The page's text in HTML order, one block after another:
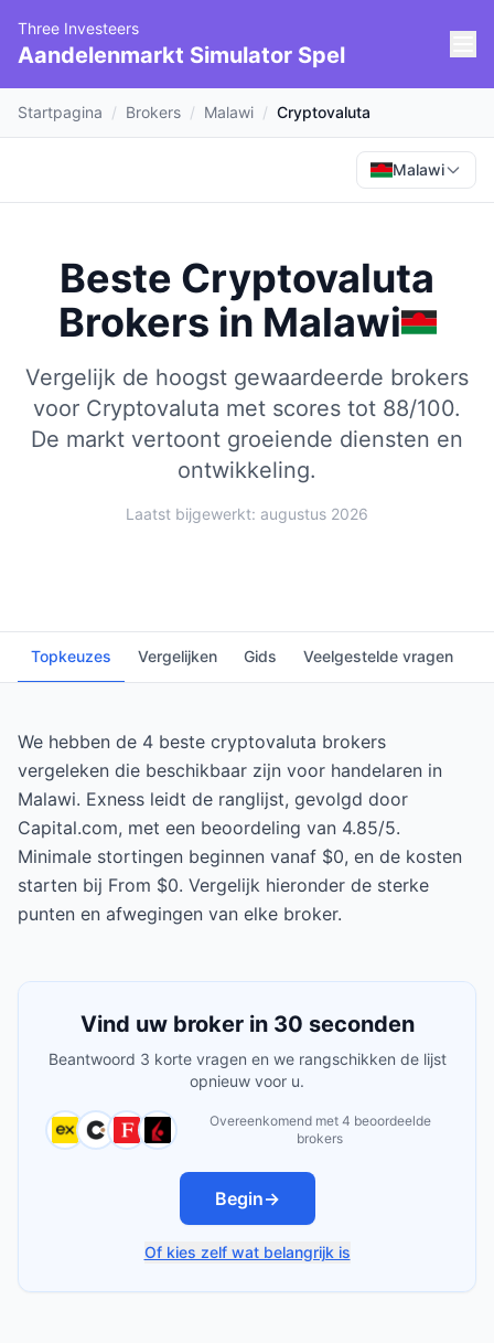
Three Investeers
Aandelenmarkt Simulator Spel
Startpagina / Brokers / Malawi / Cryptovaluta
Malawi
Beste Cryptovaluta
Brokers in Malawi
Vergelijk de hoogst gewaardeerde brokers
voor Cryptovaluta met scores tot 88/100.
De markt vertoont groeiende diensten en
ontwikkeling.
Laatst bijgewerkt: augustus 2026
Topkeuzes Vergelijken Gids Veelgestelde vragen
We hebben de 4 beste cryptovaluta brokers
vergeleken die beschikbaar zijn voor handelaren in
Malawi. Exness leidt de ranglijst, gevolgd door
Capital.com, met een beoordeling van 4.85/5.
Minimale stortingen beginnen vanaf $0, en de kosten
starten bij From $0. Vergelijk hieronder de sterke
punten en afwegingen van elke broker.
Vind uw broker in 30 seconden
Beantwoord 3 korte vragen en we rangschikken de lijst
opnieuw voor u.
Overeenkomend met 4 beoordeelde
brokers
Begin→
Of kies zelf wat belangrijk is